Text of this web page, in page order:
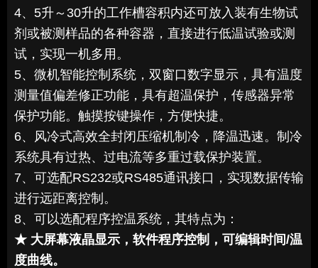
4、5升～30升的工作槽容积内还可放入装有生物试
剂或被测样品的各种容器，直接进行低温试验或测
试，实现一机多用。
5、微机智能控制系统，双窗口数字显示，具有温度
测量值偏差修正功能，具有超温保护，传感器异常
保护功能。触摸按键操作，方便快捷。
6、风冷式高效全封闭压缩机制冷，降温迅速。制冷
系统具有过热、过电流等多重过载保护装置。
7、 可选配RS232或RS485通讯接口，实现数据传输
进行远距离控制。
8、 可以选配程序控温系统，其特点为：
★ 大屏幕液晶显示，软件程序控制，可编辑时间/温
度曲线。